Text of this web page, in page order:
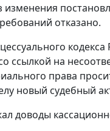
отказано.
кодекса
ссылкой на
права
новый судебный
доводы